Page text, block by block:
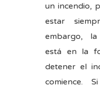
un incendio,
estar
embargo,
está en la
detener el
comience.